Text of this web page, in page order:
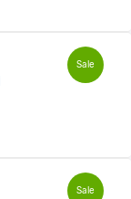
Sale
Sale